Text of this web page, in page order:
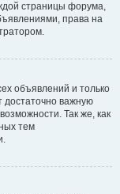
страницы форума,
права на
объявлений и только
достаточно важную
Так же, как
тем